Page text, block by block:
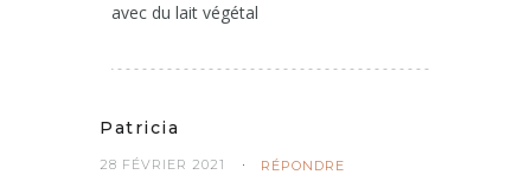
avec du lait végétal
Patricia
28 FÉVRIER 2021 RÉPONDRE